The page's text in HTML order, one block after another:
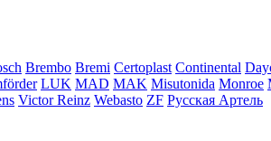
Brembo Bremi Certoplast Continental
LUK MAD MAK Misutonida Monroe
Victor Reinz Webasto ZF Русская Артель